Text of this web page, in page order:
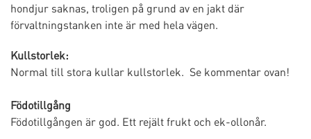
hondjur saknas, troligen på grund av en jakt där
förvaltningstanken inte är med hela vägen.
Kullstorlek:
Normal till stora kullar kullstorlek. Se kommentar ovan!
Födotillgång
Födotillgången är god. Ett rejält frukt och ek-ollonår.